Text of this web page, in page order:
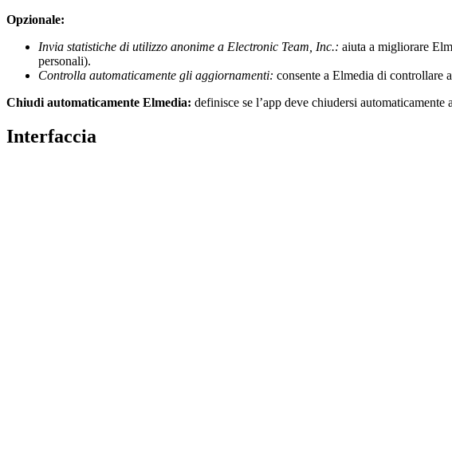
Opzionale:
Invia statistiche di utilizzo anonime a Electronic Team, Inc.: aiuta a migliorare
personali).
Controlla automaticamente gli aggiornamenti: consente a Elmedia di controllare
Chiudi automaticamente Elmedia: definisce se l’app deve chiudersi
Interfaccia